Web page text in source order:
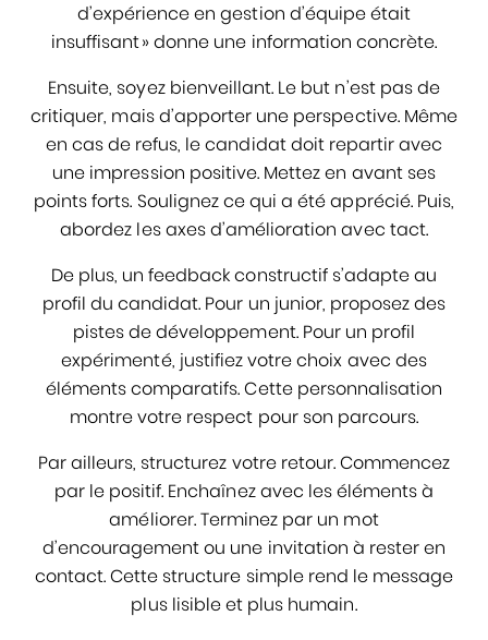
d’expérience en gestion d’équipe était
insuffisant » donne une information concrète.
Ensuite, soyez bienveillant. Le but n’est pas de
critiquer, mais d’apporter une perspective. Même
en cas de refus, le candidat doit repartir avec
une impression positive. Mettez en avant ses
points forts. Soulignez ce qui a été apprécié. Puis,
abordez les axes d’amélioration avec tact.
De plus, un feedback constructif s’adapte au
profil du candidat. Pour un junior, proposez des
pistes de développement. Pour un profil
expérimenté, justifiez votre choix avec des
éléments comparatifs. Cette personnalisation
montre votre respect pour son parcours.
Par ailleurs, structurez votre retour. Commencez
par le positif. Enchaînez avec les éléments à
améliorer. Terminez par un mot
d’encouragement ou une invitation à rester en
contact. Cette structure simple rend le message
plus lisible et plus humain.